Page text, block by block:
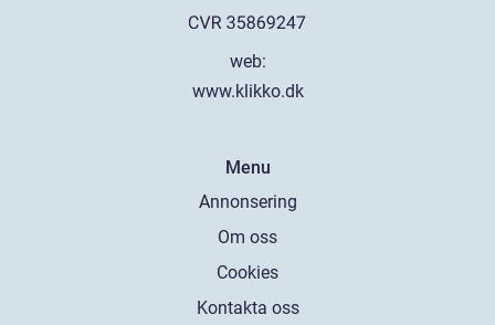
web:
www.klikko.dk
Menu
Annonsering
Om oss
Cookies
Kontakta oss